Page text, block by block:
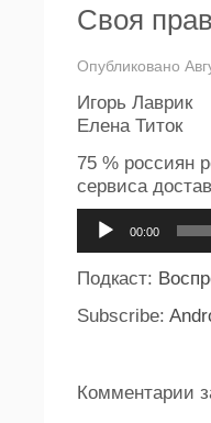
Своя
Опубликовано
Игорь Лаврик
Елена Титок
75 % россиян
сервиса
00:00
Подкаст:
Subscribe:
Комментарии